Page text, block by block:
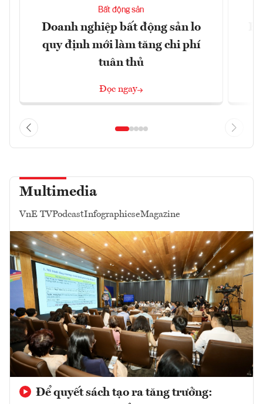
Bất động sản
Doanh nghiệp bất động sản lo
quy định mới làm tăng chi phí
tuân thủ
Đọc ngay
Multimedia
VnE TVPodcastInfographicseMagazine
Để quyết sách tạo ra tăng trưởng: